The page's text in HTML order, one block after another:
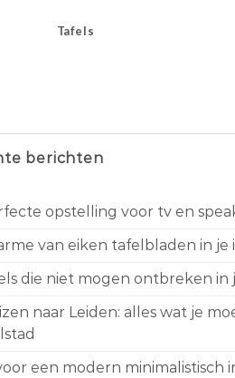
Tafels
berichten
opstelling voor tv en
van eiken tafelbladen in
die niet mogen ontbreken in
naar Leiden: alles wat je
een modern minimalistisch